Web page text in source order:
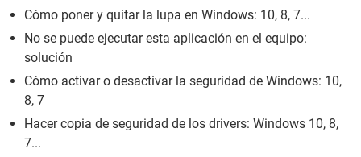
Cómo poner y quitar la lupa en Windows: 10, 8, 7...
No se puede ejecutar esta aplicación en el equipo:
solución
Cómo activar o desactivar la seguridad de Windows: 10,
8, 7
Hacer copia de seguridad de los drivers: Windows 10, 8,
7...